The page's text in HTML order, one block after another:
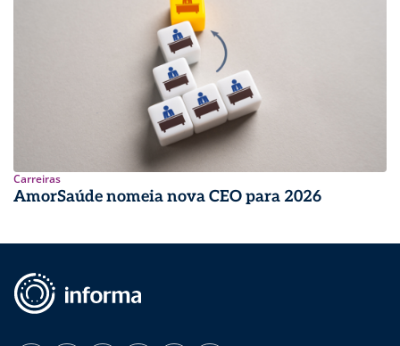
Carreiras
AmorSaúde nomeia nova CEO para 2026